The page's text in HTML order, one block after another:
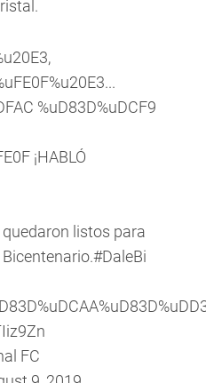
%uD83D%uDCF9
¡HABLÓ
listos para
#DaleBi
FC